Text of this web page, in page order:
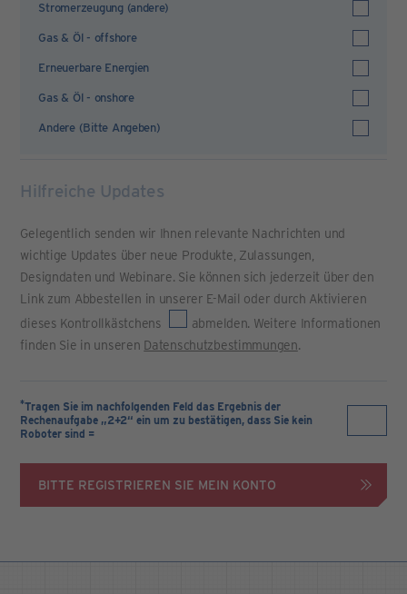
Stromerzeugung (andere)
Gas & Öl - offshore
Erneuerbare Energien
Gas & Öl - onshore
Andere (Bitte Angeben)
Hilfreiche Updates
Gelegentlich senden wir Ihnen relevante Nachrichten und
wichtige Updates über neue Produkte, Zulassungen,
Designdaten und Webinare. Sie können sich jederzeit über den
Link zum Abbestellen in unserer E-Mail oder durch Aktivieren
dieses Kontrollkästchens
abmelden. Weitere Informationen
finden Sie in unseren Datenschutzbestimmungen.
*Tragen Sie im nachfolgenden Feld das Ergebnis der
Rechenaufgabe „2+2“ ein um zu bestätigen, dass Sie kein
Roboter sind =
BITTE REGISTRIEREN SIE MEIN KONTO